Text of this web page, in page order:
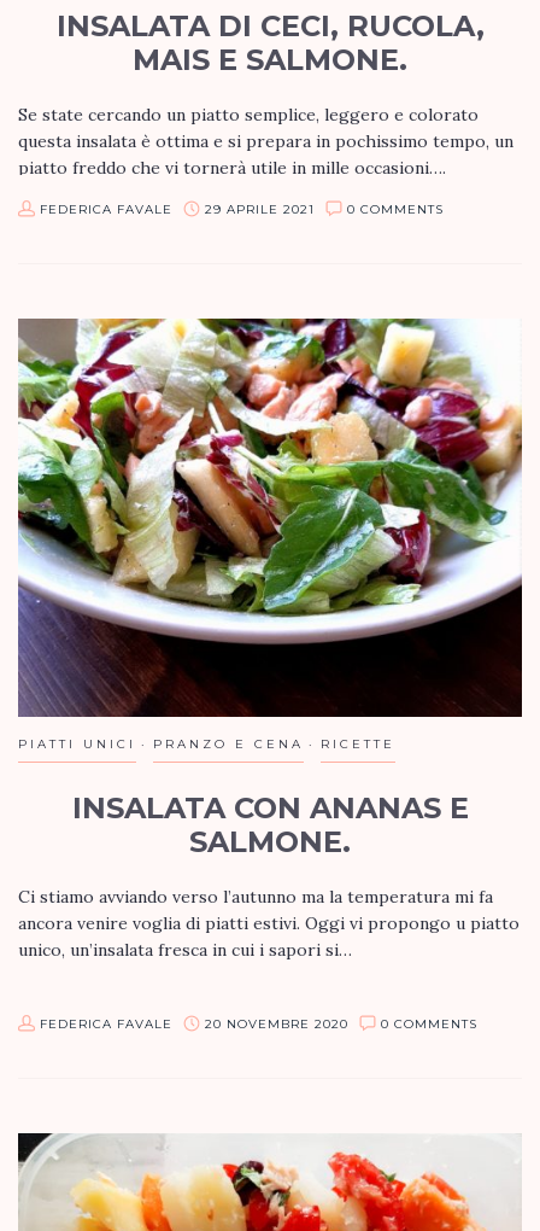
INSALATA DI CECI, RUCOLA,
MAIS E SALMONE.
Se state cercando un piatto semplice, leggero e colorato
questa insalata è ottima e si prepara in pochissimo tempo, un
piatto freddo che vi tornerà utile in mille occasioni….
FEDERICA FAVALE 29 APRILE 2021 0 COMMENTS
PIATTI UNICI PRANZO E CENA RICETTE
INSALATA CON ANANAS E
SALMONE.
Ci stiamo avviando verso l’autunno ma la temperatura mi fa
ancora venire voglia di piatti estivi. Oggi vi propongo u piatto
unico, un’insalata fresca in cui i sapori si…
FEDERICA FAVALE 20 NOVEMBRE 2020 0 COMMENTS